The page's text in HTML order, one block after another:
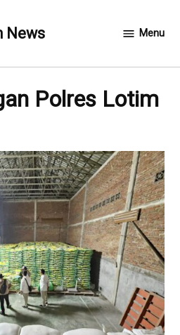
News Menu
Polres Lotim